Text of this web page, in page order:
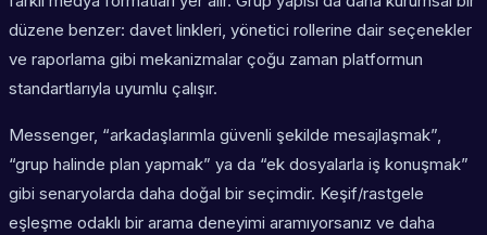
düzene benzer: davet linkleri, yönetici rollerine dair seçenekler
ve raporlama gibi mekanizmalar çoğu zaman platformun
standartlarıyla uyumlu çalışır.
Messenger, “arkadaşlarımla güvenli şekilde mesajlaşmak”,
“grup halinde plan yapmak” ya da “ek dosyalarla iş konuşmak”
gibi senaryolarda daha doğal bir seçimdir. Keşif/rastgele
eşleşme odaklı bir arama deneyimi aramıyorsanız ve daha